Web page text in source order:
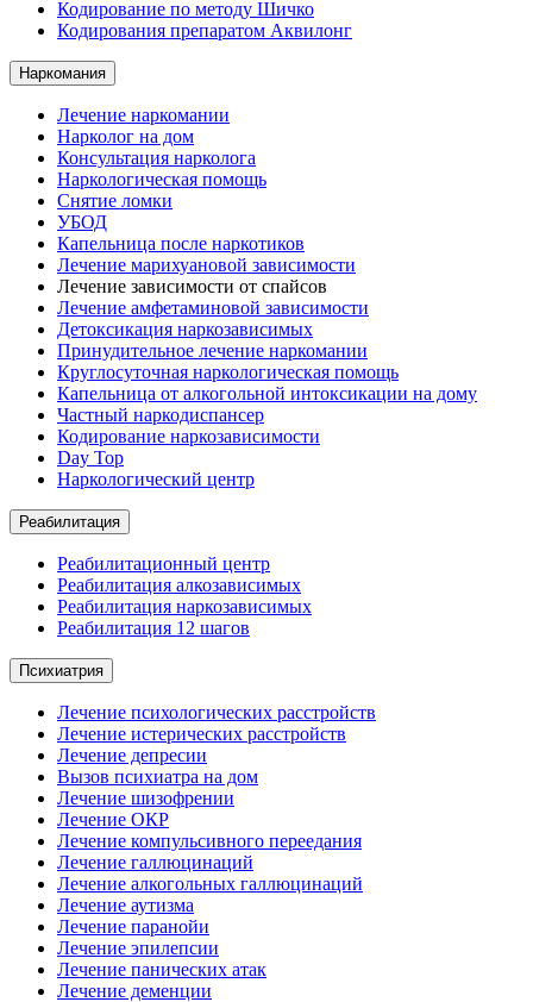
Кодирование по методу Шичко
Кодирования препаратом Аквилонг
Наркомания
Лечение наркомании
Нарколог на дом
Консультация нарколога
Наркологическая помощь
Снятие ломки
УБОД
Капельница после наркотиков
Лечение марихуановой зависимости
Лечение зависимости от спайсов
Лечение амфетаминовой зависимости
Детоксикация наркозависимых
Принудительное лечение наркомании
Круглосуточная наркологическая помощь
Капельница от алкогольной интоксикации на дому
Частный наркодиспансер
Кодирование наркозависимости
Day Top
Наркологический центр
Реабилитация
Реабилитационный центр
Реабилитация алкозависимых
Реабилитация наркозависимых
Реабилитация 12 шагов
Психиатрия
Лечение психологических расстройств
Лечение истерических расстройств
Лечение депресии
Вызов психиатра на дом
Лечение шизофрении
Лечение ОКР
Лечение компульсивного переедания
Лечение галлюцинаций
Лечение алкогольных галлюцинаций
Лечение аутизма
Лечение паранойи
Лечение эпилепсии
Лечение панических атак
Лечение деменции